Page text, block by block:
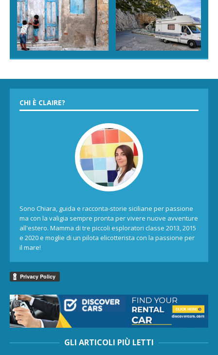
CHI È CLAIRE?
Sono Chiara, guida e racconta-storie siciliane per passione
ma con la valigia sempre pronta per vivere nuove avventure
all'estero. Mamma di tre piccoli esploratori classe 2013, 2015
e 2020 e moglie di un pilota elicotterista con la passione per
il mare!
GLI ARTICOLI PIÙ LETTI